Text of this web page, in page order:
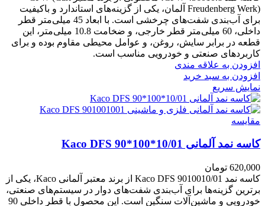
Freudenberg Werk) آلمان، یکی از گزینه‌های استاندارد و باکیفیت
برای آب‌بندی شفت‌های چرخشی است. با ابعاد 45 میلی‌متر قطر
داخلی، 60 میلی‌متر قطر خارجی، و ضخامت 10.8 میلی‌متر، این
قطعه در برابر سایش، روغن، و عوامل محیطی مقاوم بوده و برای
کاربردهای صنعتی و خودرویی مناسب است.
افزودن به علاقه مندی
افزودن به سبد خرید
نمایش سریع
مقايسه
کاسه نمد آلمانی Kaco DFS 90*100*10/01
620,000 تومان
کاسه نمد Kaco DFS 9010010/01 از برند معتبر آلمانی Kaco، یکی از
برترین گزینه‌ها برای آب‌بندی شفت‌های دوار در سیستم‌های صنعتی،
خودرویی و ماشین‌آلات سنگین است. این محصول با قطر داخلی 90